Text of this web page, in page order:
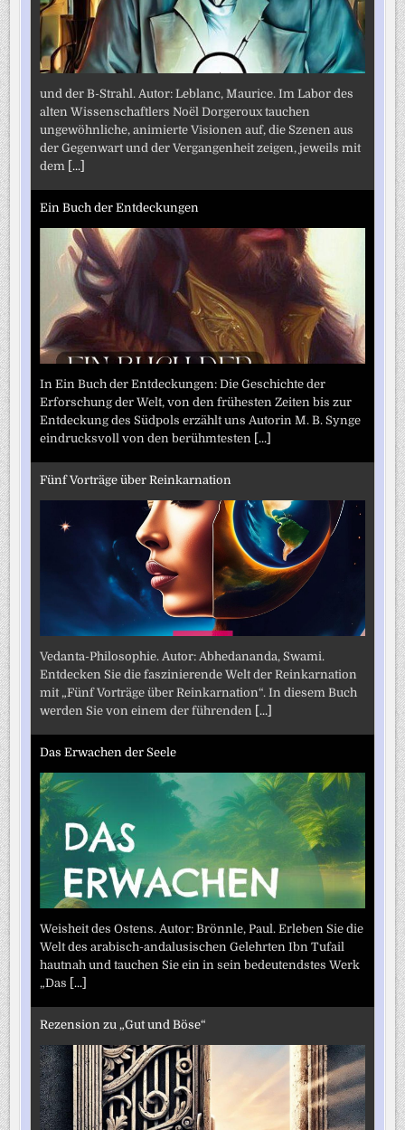
und der B-Strahl. Autor: Leblanc, Maurice. Im Labor des
alten Wissenschaftlers Noël Dorgeroux tauchen
ungewöhnliche, animierte Visionen auf, die Szenen aus
der Gegenwart und der Vergangenheit zeigen, jeweils mit
dem [...]
Ein Buch der Entdeckungen
In Ein Buch der Entdeckungen: Die Geschichte der
Erforschung der Welt, von den frühesten Zeiten bis zur
Entdeckung des Südpols erzählt uns Autorin M. B. Synge
eindrucksvoll von den berühmtesten [...]
Fünf Vorträge über Reinkarnation
Vedanta-Philosophie. Autor: Abhedananda, Swami.
Entdecken Sie die faszinierende Welt der Reinkarnation
mit „Fünf Vorträge über Reinkarnation“. In diesem Buch
werden Sie von einem der führenden [...]
Das Erwachen der Seele
Weisheit des Ostens. Autor: Brönnle, Paul. Erleben Sie die
Welt des arabisch-andalusischen Gelehrten Ibn Tufail
hautnah und tauchen Sie ein in sein bedeutendstes Werk
„Das [...]
Rezension zu „Gut und Böse“